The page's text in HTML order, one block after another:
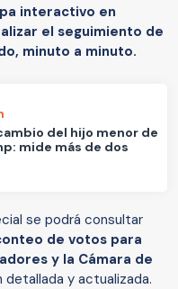
interactivo en
el seguimiento de
minuto a minuto.
del hijo menor de
mide más de dos
se podrá consultar
de votos para
y la Cámara de
detallada y actualizada.